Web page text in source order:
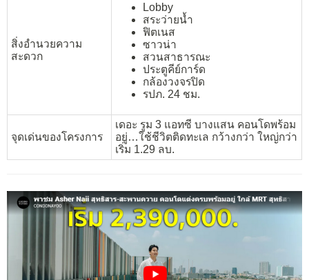
สิ่งอำนวยความ
สะดวก
Lobby
สระว่ายน้ำ
ฟิตเนส
ซาวน่า
สวนสาธารณะ
ประตูคีย์การ์ด
กล้องวงจรปิด
รปภ. 24 ชม.
จุดเด่นของโครงการ
เดอะ รูม 3 แอทซี บางแสน คอนโดพร้อม
อยู่…ใช้ชีวิตติดทะเล กว้างกว่า ใหญ่กว่า
เริ่ม 1.29 ลบ.